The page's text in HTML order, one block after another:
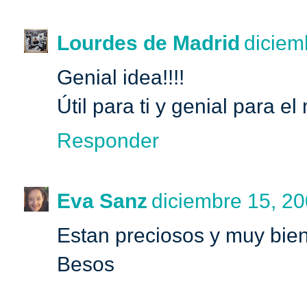
Lourdes de Madrid
Genial idea!!!!
Útil para ti y genial para el
Responder
Eva Sanz diciembre 15,
Estan preciosos y muy
Besos